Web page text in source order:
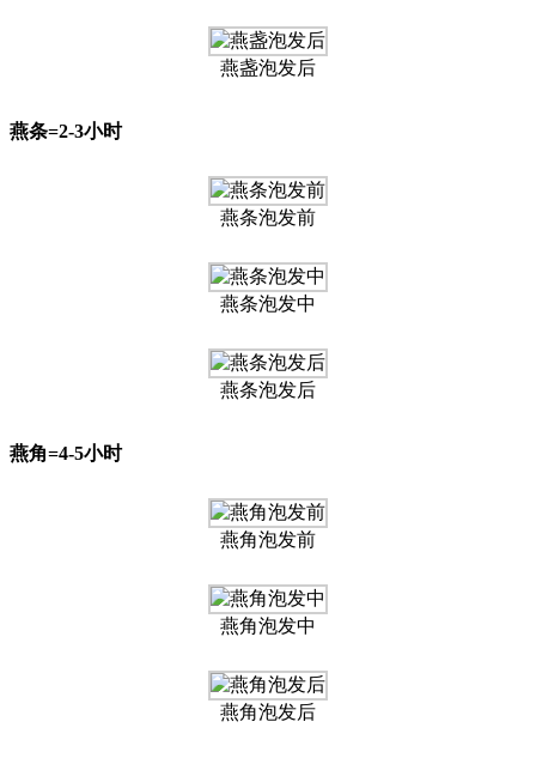
燕盏泡发后
燕条=2-3小时
燕条泡发前
燕条泡发中
燕条泡发后
燕角=4-5小时
燕角泡发前
燕角泡发中
燕角泡发后